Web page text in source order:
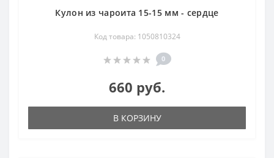
Кулон из чароита 15-15 мм - сердце
Код товара: 1050810324
0
660 руб.
В КОРЗИНУ